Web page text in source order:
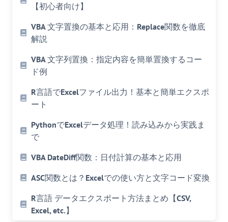
【初心者向け】
VBA 文字置換の基本と応用：Replace関数を徹底
解説
VBA 文字列置換：指定内容を簡単置換するコー
ド例
R言語でExcelファイル出力！基本と簡単エクスポ
ート
PythonでExcelデータ処理！読み込みから実践ま
で
VBA DateDiff関数：日付計算の基本と応用
ASC関数とは？Excelでの使い方と文字コード変換
R言語 データエクスポート方法まとめ【CSV,
Excel, etc.】